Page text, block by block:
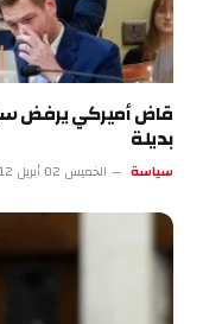
قاض أميركي يرفض
بديلة
سياسة الخميس 02 أبريل 5:12 ص